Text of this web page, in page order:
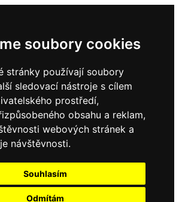
soubory cookies
stránky používají soubory
sledovací nástroje s cílem
prostředí,
obsahu a reklam,
webových stránek a
návštěvnosti.
Souhlasím
Odmítám